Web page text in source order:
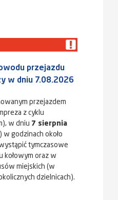
przejazdu
w dniu 7.08.2026
przejazdem
z cyklu
w dniu 7 sierpnia
w godzinach około
tymczasowe
kołowym oraz w
miejskich (w
dzielnicach).